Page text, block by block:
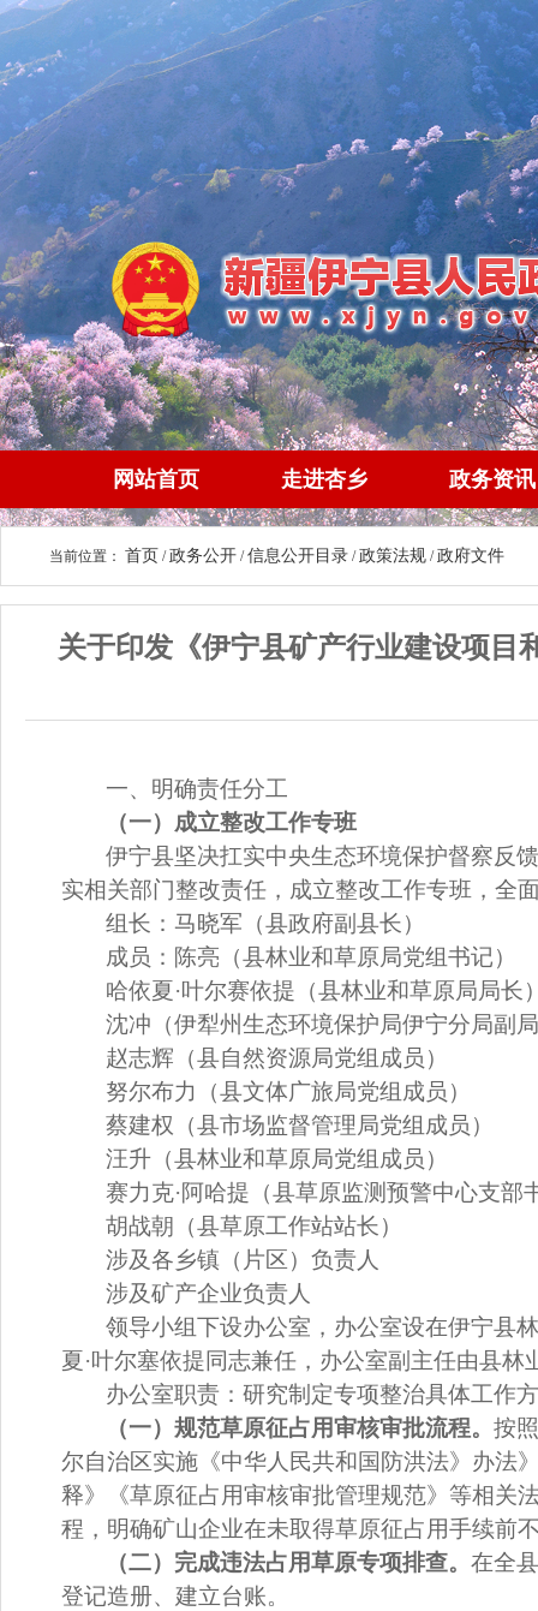
网站首页 走进杏乡 政务资讯
当前位置： 首页 /政务公开 /信息公开目录 /政策法规 /政府文件
关于印发《伊宁县矿产行业建设项目
一、明确责任分工
（一）成立整改工作专班
伊宁县坚决扛实中央生态环境保护督察反
实相关部门整改责任，成立整改工作专班，全
组长：马晓军 （县政府副县长）
成员：陈亮 （县林业和草原局党组书记）
哈依夏 ·叶尔赛依提 （县林业和草原局局长
沈冲 （伊犁州生态环境保护局伊宁分局副
赵志辉 （县自然资源局党组成员 ）
努尔布力（县文体广旅局党组成员）
蔡建权
（县市场监督管理局党组成员 ）
汪升 （县林业和草原局党组成员 ）
赛力克·阿哈提 （县草原监测预警中心支部
胡战朝
（县草原工作站站长）
涉及各乡镇（片区）负责人
涉及矿产企业负责人
领导小组下设办公室，办公室设在伊宁县
夏 ·叶尔塞依提同志兼任，办公室副主任由县林
办公室职责：研究制定专项整治具体工作
（一）规范草原征占用审核审批流程。按
尔自治区实施《中华人民共和国防洪法》办法
释》《草原征占用审核审批管理规范》等相关
程，明确矿山企业在未取得草原征占用手续前
（二）完成违法占用草原专项排查。在全
登记造册、建立台账。